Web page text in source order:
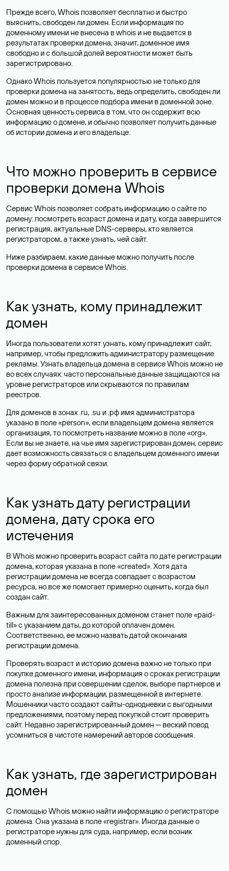
Прежде всего, Whois позволяет бесплатно и быстро
выяснить, свободен ли домен. Если информация по
доменному имени не внесена в whois и не выдается в
результатах проверки домена, значит, доменное имя
свободно и с большой долей вероятности может быть
зарегистрировано.
Однако Whois пользуется популярностью не только для
проверки домена на занятость, ведь определить, свободен ли
домен можно и в процессе подбора имени в доменной зоне.
Основная ценность сервиса в том, что он содержит всю
информацию о домене, и обычно позволяет получить данные
об истории домена и его владельце.
Что можно проверить в сервисе
проверки домена Whois
Сервис Whois позволяет собрать информацию о сайте по
домену: посмотреть возраст домена и дату, когда завершится
регистрация, актуальные DNS-серверы, кто является
регистратором, а также узнать, чей сайт.
Ниже разбираем, какие данные можно получить после
проверки домена в сервисе Whois.
Как узнать, кому принадлежит
домен
Иногда пользователи хотят узнать, кому принадлежит сайт,
например, чтобы предложить администратору размещение
рекламы. Узнать владельца домена в сервисе Whois можно не
во всех случаях: часто персональные данныезащищаются на
уровне регистраторов или скрываются по правилам
реестров.
Для доменов в зонах .ru, .su и .рф имя администратора
указано в поле «person», если владельцем домена является
организация, то посмотреть название можно в поле «org».
Если вы не знаете, на чье имя зарегистрирован домен, сервис
дает возможность связаться с владельцем доменного имени
через форму обратной связи.
Как узнать дату регистрации
домена, дату срока его
истечения
В Whois можно проверить возраст сайта по дате регистрации
домена, которая указана в поле «created». Хотя дата
регистрации домена не всегда совпадает с возрастом
ресурса, но все же помогает примерно оценить, когда был
создан сайт.
Важным для заинтересованных доменом станет поле «paid-
till» с указанием даты, до которой оплачен домен.
Соответственно, ее можно назвать датой окончания
регистрации домена.
Проверять возраст и историю домена важно не только при
покупке доменного имени, информация о сроках регистрации
домена полезна при совершении сделок, выборе партнеров и
просто анализе информации, размещенной в интернете.
Мошенники часто создают сайты-однодневки с выгодными
предложениями, поэтому перед покупкой стоит проверить
сайт. Недавно зарегистрированный домен — веский повод
усомниться в чистоте намерений авторов сообщения.
Как узнать, где зарегистрирован
домен
С помощью Whois можно найти информацию о регистраторе
домена. Она указана в поле «registrar». Иногда данные о
регистраторе нужны для суда, например, если возник
доменный спор.